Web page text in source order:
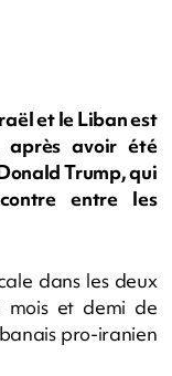
et le Liban est
après avoir été
Trump, qui
entre les
dans les deux
mois et demi de
pro-iranien